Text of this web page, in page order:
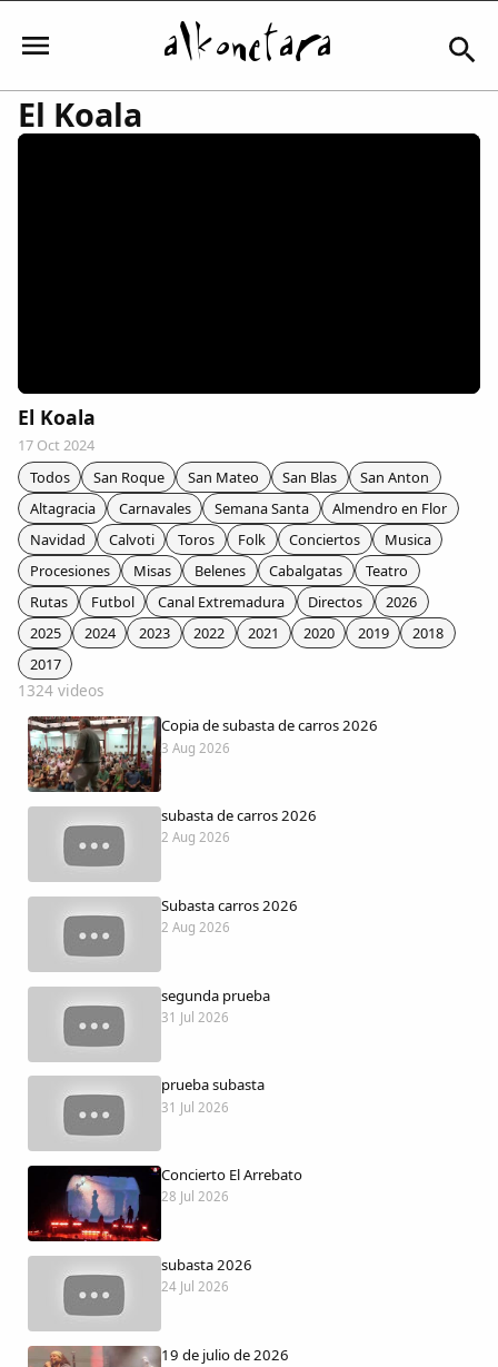
Comunidad
Colaboradores
AlkoTV
Biblioteca
Periódico Alconétar
Foros
Idiosincrasia
Diccionario
Traductor
Dichos
Cancionero Local
Apodos
Peñas
La palra
Modo oscuro
El Koala
El Koala
17 Oct 2024
Todos
San Roque San Mateo San Blas
San Anton
Altagracia
Carnavales Semana Santa
Almendro en Flor
Navidad
Calvoti Toros Folk Conciertos
Musica
Procesiones
Misas Belenes Cabalgatas
Teatro
Rutas
Futbol Canal Extremadura Directos
2026
2025
2024 2023 2022 2021 2020 2019
2018
2017
1324 videos
Copia de subasta de carros 2026
3 Aug 2026
subasta de carros 2026
2 Aug 2026
Subasta carros 2026
2 Aug 2026
segunda prueba
31 Jul 2026
prueba subasta
31 Jul 2026
Concierto El Arrebato
28 Jul 2026
subasta 2026
24 Jul 2026
19 de julio de 2026